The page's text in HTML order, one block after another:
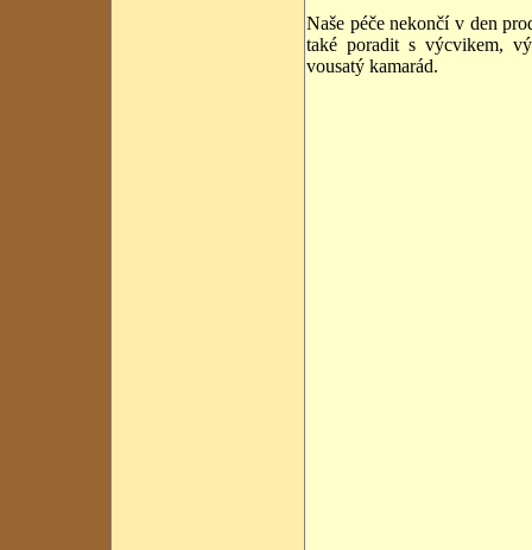
Naše péče nekončí v den
také poradit s výcvikem,
vousatý kamarád.